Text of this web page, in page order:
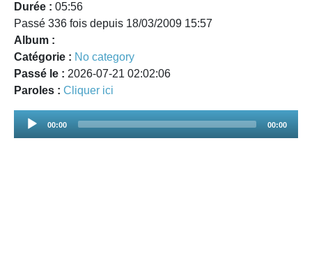
Durée : 05:56
Passé 336 fois depuis 18/03/2009 15:57
Album :
Catégorie : No category
Passé le : 2026-07-21 02:02:06
Paroles : Cliquer ici
Audio
00:00 00:00